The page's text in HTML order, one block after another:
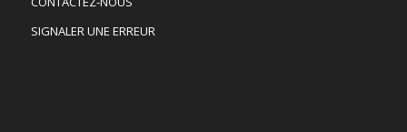
SIGNALER UNE ERREUR